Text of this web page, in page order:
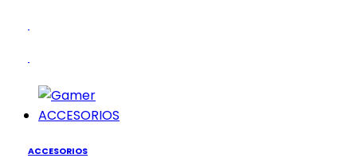
ACCESORIOS
ACCESORIOS